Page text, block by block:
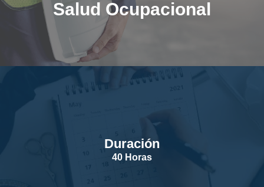
OFERTA ACADÉMICA
INVESTIGACIÓN
Salud Ocupacional
Duración
40 Horas